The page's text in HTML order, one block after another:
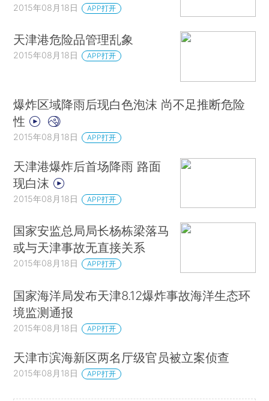
2015年08月18日 APP打开
天津港危险品管理乱象
2015年08月18日 APP打开
爆炸区域降雨后现白色泡沫 尚不足推断危险
性
2015年08月18日 APP打开
天津港爆炸后首场降雨 路面
现白沫
2015年08月18日 APP打开
国家安监总局局长杨栋梁落马
或与天津事故无直接关系
2015年08月18日 APP打开
国家海洋局发布天津8.12爆炸事故海洋生态环
境监测通报
2015年08月18日 APP打开
天津市滨海新区两名厅级官员被立案侦查
2015年08月18日 APP打开